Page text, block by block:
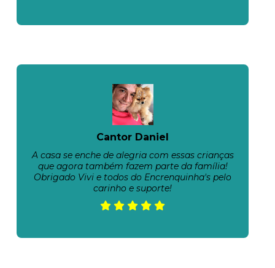
Cantor Daniel
A casa se enche de alegria com essas crianças
que agora também fazem parte da família!
Obrigado Vivi e todos do Encrenquinha's pelo
carinho e suporte!